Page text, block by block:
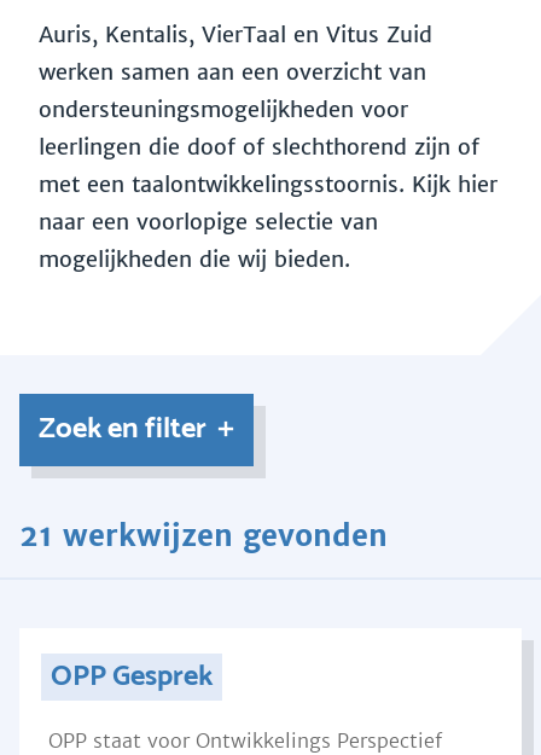
Auris, Kentalis, VierTaal en Vitus Zuid
werken samen aan een overzicht van
ondersteuningsmogelijkheden voor
leerlingen die doof of slechthorend zijn of
met een taalontwikkelingsstoornis. Kijk hier
naar een voorlopige selectie van
mogelijkheden die wij bieden.
Zoek en filter
21 werkwijzen gevonden
OPP Gesprek
OPP staat voor Ontwikkelings Perspectief